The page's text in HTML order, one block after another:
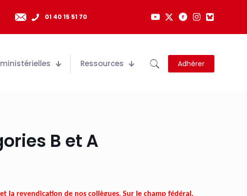
01 40 15 51 70
Ressources Adhérer
B et A
la revendication de nos collègues. Sur le champ fédéral,